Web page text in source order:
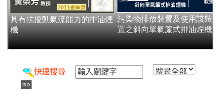
快速搜尋